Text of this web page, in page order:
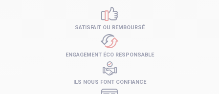
SATISFAIT OU REMBOURSÉ
ENGAGEMENT ÉCO RESPONSABLE
ILS NOUS FONT CONFIANCE